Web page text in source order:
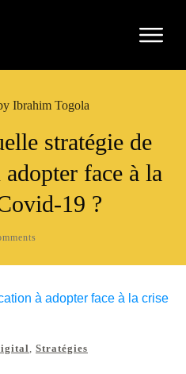
Ibrahim Togola
stratégie de
face à la
19 ?
, Stratégies